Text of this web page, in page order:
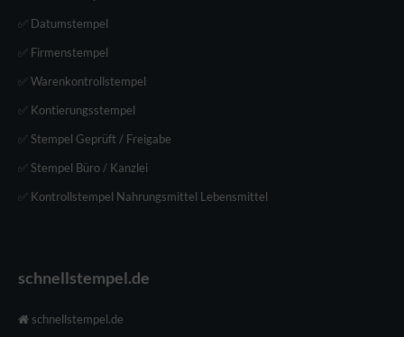
✅ Datumstempel
✅ Firmenstempel
✅ Warenkontrollstempel
✅ Kontierungsstempel
✅ Stempel Geprüft / Freigabe
✅ Stempel Büro / Kanzlei
✅ Kontrollstempel Nahrungsmittel Lebensmittel
schnellstempel.de
schnellstempel.de